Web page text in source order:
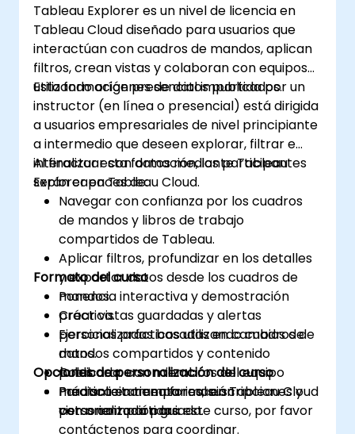
Tableau Explorer es un nivel de licencia en
Tableau Cloud diseñado para usuarios que
interactúan con cuadros de mandos, aplican
filtros, crean vistas y colaboran con equipos
utilizando orígenes de datos publicados.
Esta formación presencial impartida por un
instructor (en línea o presencial) está dirigida
a usuarios empresariales de nivel principiante
a intermedio que deseen explorar, filtrar e
interactuar con datos mediante Tableau
Explorer en Tableau Cloud.
Al finalizar esta formación, los participantes
serán capaces de:
Navegar con confianza por los cuadros
de mandos y libros de trabajo
compartidos de Tableau.
Aplicar filtros, profundizar en los detalles
y exportar datos desde los cuadros de
mandos.
Crear vistas guardadas y alertas
personalizadas basadas en cambios de
datos.
Colaborar con miembros del equipo
mediante comentarios, suscripciones y
vistas compartidas.
Formato del curso
Ponencia interactiva y demostración
práctica.
Ejercicios prácticos utilizando cuadros de
mandos compartidos y contenido
publicado.
Práctica en tiempo real en Tableau Cloud
con orientación guiada.
Opciones de personalización del curso
Para solicitar una formación
personalizada para este curso, por favor
contáctenos para coordinar.